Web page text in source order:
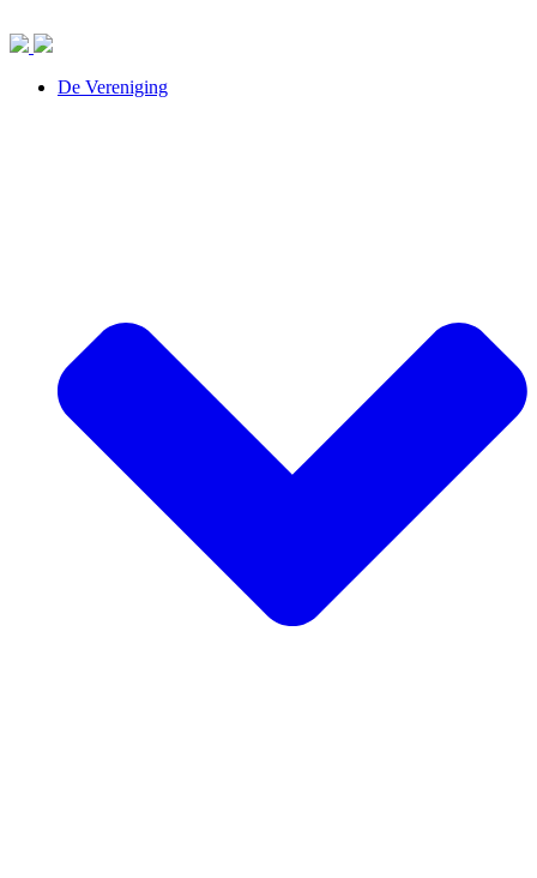
De Vereniging